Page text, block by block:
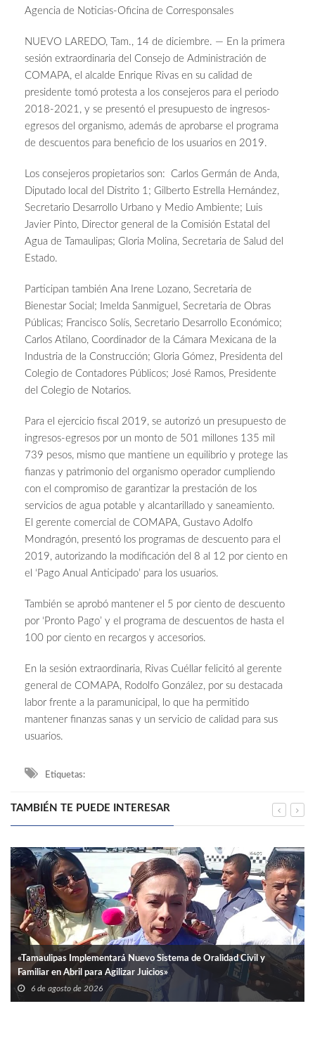
Agencia de Noticias-Oficina de Corresponsales
NUEVO LAREDO, Tam., 14 de diciembre. — En la primera
sesión extraordinaria del Consejo de Administración de
COMAPA, el alcalde Enrique Rivas en su calidad de
presidente tomó protesta a los consejeros para el periodo
2018-2021, y se presentó el presupuesto de ingresos-
egresos del organismo, además de aprobarse el programa
de descuentos para beneficio de los usuarios en 2019.
Los consejeros propietarios son: Carlos Germán de Anda,
Diputado local del Distrito 1; Gilberto Estrella Hernández,
Secretario Desarrollo Urbano y Medio Ambiente; Luis
Javier Pinto, Director general de la Comisión Estatal del
Agua de Tamaulipas; Gloria Molina, Secretaria de Salud del
Estado.
Participan también Ana Irene Lozano, Secretaria de
Bienestar Social; Imelda Sanmiguel, Secretaria de Obras
Públicas; Francisco Solís, Secretario Desarrollo Económico;
Carlos Atilano, Coordinador de la Cámara Mexicana de la
Industria de la Construcción; Gloria Gómez, Presidenta del
Colegio de Contadores Públicos; José Ramos, Presidente
del Colegio de Notarios.
Para el ejercicio fiscal 2019, se autorizó un presupuesto de
ingresos-egresos por un monto de 501 millones 135 mil
739 pesos, mismo que mantiene un equilibrio y protege las
fianzas y patrimonio del organismo operador cumpliendo
con el compromiso de garantizar la prestación de los
servicios de agua potable y alcantarillado y saneamiento.
El gerente comercial de COMAPA, Gustavo Adolfo
Mondragón, presentó los programas de descuento para el
2019, autorizando la modificación del 8 al 12 por ciento en
el ‘Pago Anual Anticipado’ para los usuarios.
También se aprobó mantener el 5 por ciento de descuento
por ‘Pronto Pago’ y el programa de descuentos de hasta el
100 por ciento en recargos y accesorios.
En la sesión extraordinaria, Rivas Cuéllar felicitó al gerente
general de COMAPA, Rodolfo González, por su destacada
labor frente a la paramunicipal, lo que ha permitido
mantener finanzas sanas y un servicio de calidad para sus
usuarios.
Etiquetas:
TAMBIÉN TE PUEDE INTERESAR
«Tamaulipas Implementará Nuevo Sistema de Oralidad Civil y
Familiar en Abril para Agilizar Juicios»
6 de agosto de 2026